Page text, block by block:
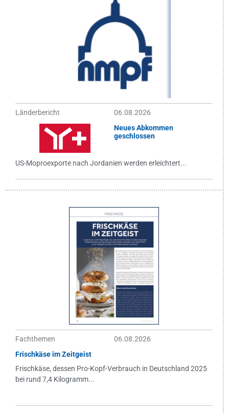
Länderbericht
06.08.2026
Neues Abkommen
geschlossen
US-Moproexporte nach Jordanien werden erleichtert...
Fachthemen
06.08.2026
Frischkäse im Zeitgeist
Frischkäse, dessen Pro-Kopf-Verbrauch in Deutschland 2025
bei rund 7,4 Kilogramm...